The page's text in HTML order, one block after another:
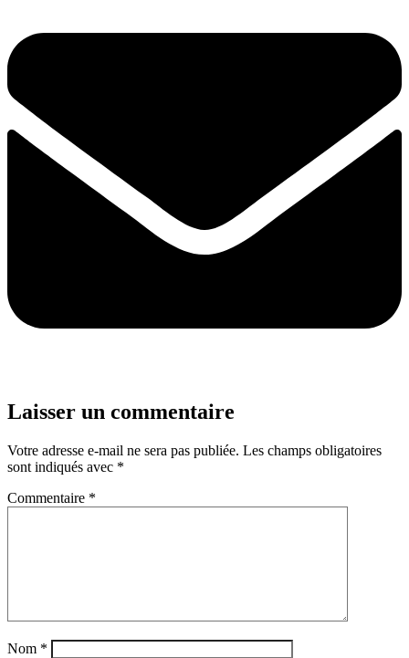
Laisser un commentaire
Votre adresse e-mail ne sera pas publiée. Les champs obligatoires
sont indiqués avec *
Commentaire *
Nom *